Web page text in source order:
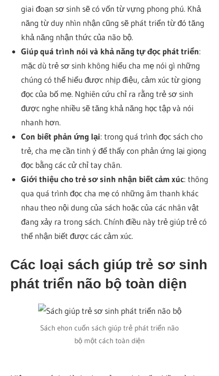
giai đoạn sơ sinh sẽ có vốn từ vựng phong phú. Khả
năng từ duy nhìn nhận cũng sẽ phát triển từ đó tăng
khả năng nhận thức của não bộ.
Giúp quá trình nói và khả năng tự đọc phát triển:
mặc dù trẻ sơ sinh không hiểu cha mẹ nói gì những
chúng có thể hiểu được nhịp điệu, cảm xúc từ giọng
đọc của bố mẹ. Nghiên cứu chỉ ra rằng trẻ sơ sinh
được nghe nhiều sẽ tăng khả năng học tập và nói
nhanh hơn.
Con biết phản ứng lại: trong quá trình đọc sách cho
trẻ, cha mẹ cần tinh ý để thấy con phản ứng lại giọng
đọc bằng các cử chỉ tay chân.
Giới thiệu cho trẻ sơ sinh nhận biết cảm xúc: thông
qua quá trình đọc cha mẹ có những âm thanh khác
nhau theo nội dung của sách hoặc của các nhân vật
đang xảy ra trong sách. Chính điều này trẻ giúp trẻ có
thể nhận biết được các cảm xúc.
Các loại sách giúp trẻ sơ sinh
phát triển não bộ toàn diện
Sách ehon cuốn sách giúp trẻ phát triển não
bộ một cách toàn diện